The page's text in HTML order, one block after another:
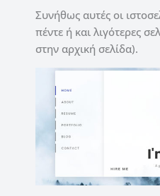
Συνήθως αυτές οι
πέντε ή και λιγότερες
στην αρχική σελίδα).